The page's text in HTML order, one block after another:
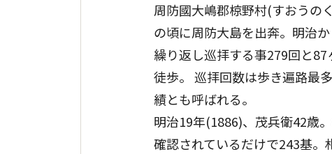
周防國大嶋郡椋野村(すおうの
の頃に周防大島を出奔。明治
繰り返し巡拝する事279回と
徒歩。 巡拝回数は歩き遍路最
績とも呼ばれる。
明治19年(1886)、茂兵衛42歳
確認されているだけで243基。